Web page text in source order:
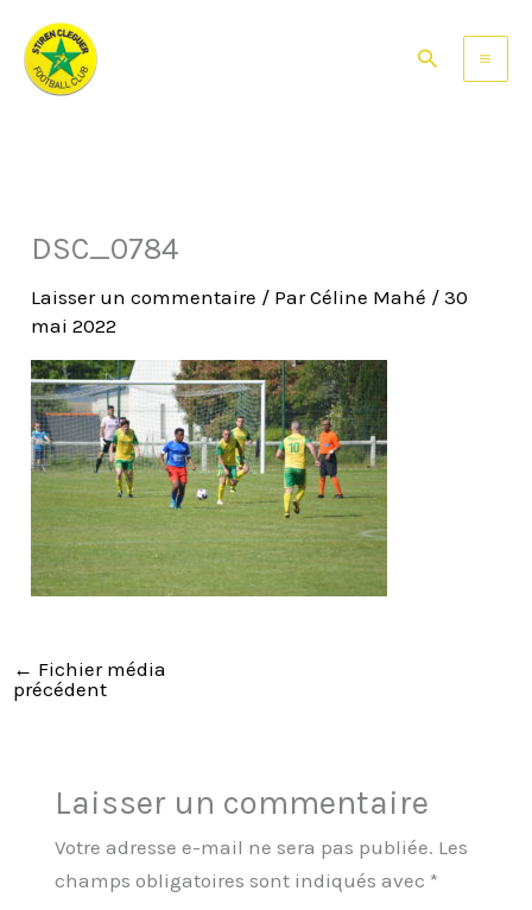
contenu
Rechercher
DSC_0784
Laisser un commentaire / ParCéline Mahé /30
mai 2022
← Fichier média
précédent
Laisser un commentaire
Votre adresse e-mail ne sera pas publiée. Les
champs obligatoires sont indiqués avec *